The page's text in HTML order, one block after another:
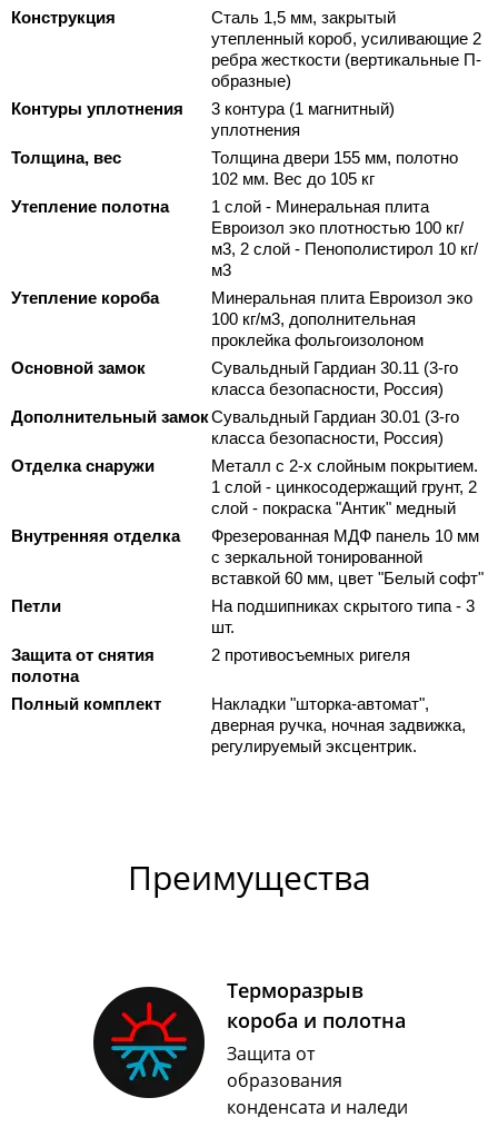
Конструкция
Сталь 1,5 мм, закрытый
утепленный короб, усиливающие 2
ребра жесткости (вертикальные П-
образные)
Контуры уплотнения
3 контура (1 магнитный)
уплотнения
Толщина, вес
Толщина двери 155 мм, полотно
102 мм. Вес до 105 кг
Утепление полотна
1 слой - Минеральная плита
Евроизол эко плотностью 100 кг/
м3, 2 слой - Пенополистирол 10 кг/
м3
Утепление короба
Минеральная плита Евроизол эко
100 кг/м3, дополнительная
проклейка фольгоизолоном
Основной замок
Сувальдный Гардиан 30.11 (3-го
класса безопасности, Россия)
Дополнительный замокСувальдный Гардиан 30.01 (3-го
класса безопасности, Россия)
Отделка снаружи
Металл с 2-х слойным покрытием.
1 слой - цинкосодержащий грунт, 2
слой - покраска "Антик" медный
Внутренняя отделка
Фрезерованная МДФ панель 10 мм
с зеркальной тонированной
вставкой 60 мм, цвет "Белый софт"
Петли
На подшипниках скрытого типа - 3
шт.
Защита от снятия
полотна
2 противосъемных ригеля
Полный комплект
Накладки "шторка-автомат",
дверная ручка, ночная задвижка,
регулируемый эксцентрик.
Преимущества
Терморазрыв
короба и полотна
Защита от
образования
конденсата и наледи